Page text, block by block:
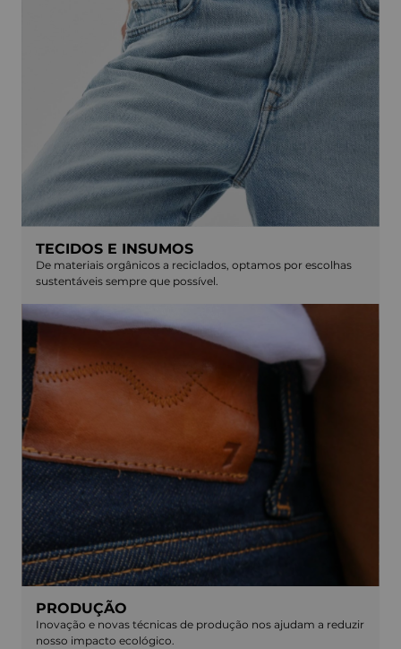
TECIDOS E INSUMOS
De materiais orgânicos a reciclados, optamos por escolhas
sustentáveis sempre que possível.
PRODUÇÃO
Inovação e novas técnicas de produção nos ajudam a reduzir
nosso impacto ecológico.